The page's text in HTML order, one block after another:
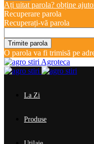
Ați uitat parola? obține
Recuperare parola
Recuperați-vă parola
O parola va fi trimisă pe
Agroteca
La Zi
Produse